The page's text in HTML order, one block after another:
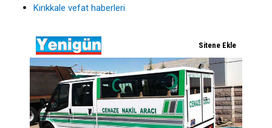
Kırıkkale vefat haberleri